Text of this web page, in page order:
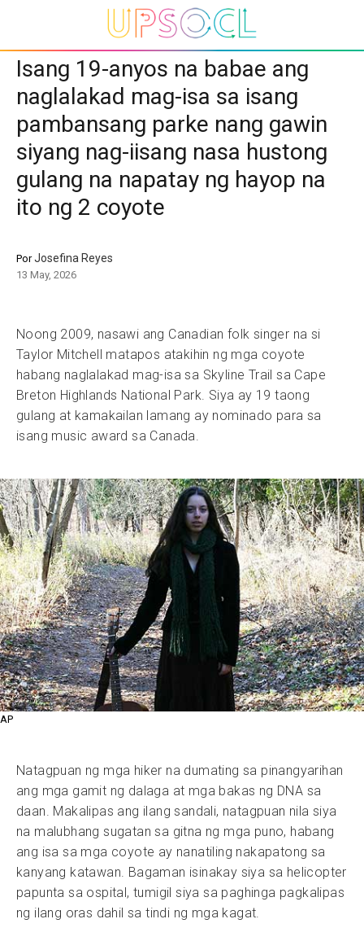
Isang 19-anyos na babae ang
naglalakad mag-isa sa isang
pambansang parke nang gawin
siyang nag-iisang nasa hustong
gulang na napatay ng hayop na
ito ng 2 coyote
PorJosefina Reyes
13 May, 2026
Noong 2009, nasawi ang Canadian folk singer na si
Taylor Mitchell matapos atakihin ng mga coyote
habang naglalakad mag-isa sa Skyline Trail sa Cape
Breton Highlands National Park. Siya ay 19 taong
gulang at kamakailan lamang ay nominado para sa
isang music award sa Canada.
AP
Natagpuan ng mga hiker na dumating sa pinangyarihan
ang mga gamit ng dalaga at mga bakas ng DNA sa
daan. Makalipas ang ilang sandali, natagpuan nila siya
na malubhang sugatan sa gitna ng mga puno, habang
ang isa sa mga coyote ay nanatiling nakapatong sa
kanyang katawan. Bagaman isinakay siya sa helicopter
papunta sa ospital, tumigil siya sa paghinga pagkalipas
ng ilang oras dahil sa tindi ng mga kagat.